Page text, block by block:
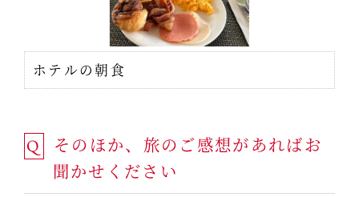
ホテルの朝食
Q
そのほか、旅のご感想があればお
聞かせください